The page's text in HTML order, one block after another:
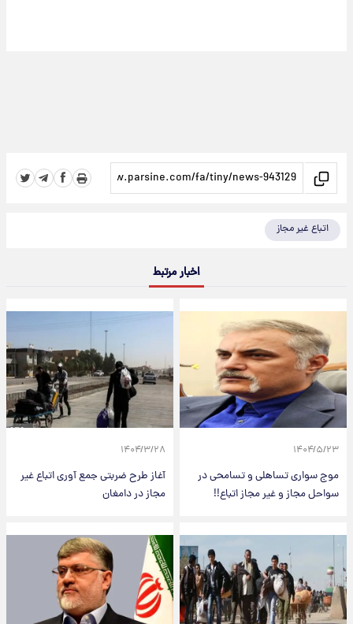
اتباع غیر مجاز
اخبار مرتبط
۱۴۰۴/۵/۲۳
موج سواری تساهلی و تسامحی در
سواحل مجاز و غیر مجاز اتباع!!
۱۴۰۴/۳/۲۸
آغاز طرح ضربتی جمع آوری اتباع غیر
مجاز در دامغان